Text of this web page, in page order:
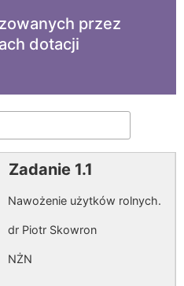
przez
dotacji
Zadanie 1.1
Nawożenie użytków rolnych.
dr Piotr Skowron
NŻN